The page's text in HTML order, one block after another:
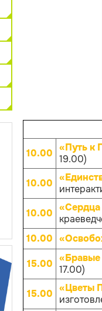
10.00 «Путь к
19.00)
10.00
10.00 «Сердца
10.00
15.00 17.00)
15.00 «Цветы